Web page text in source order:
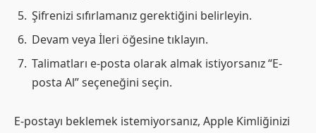
Şifrenizi sıfırlamanız gerektiğini belirleyin.
Devam veya İleri öğesine tıklayın.
Talimatları e-posta olarak almak istiyorsanız “E-
posta Al” seçeneğini seçin.
E-postayı beklemek istemiyorsanız, Apple Kimliğinizi